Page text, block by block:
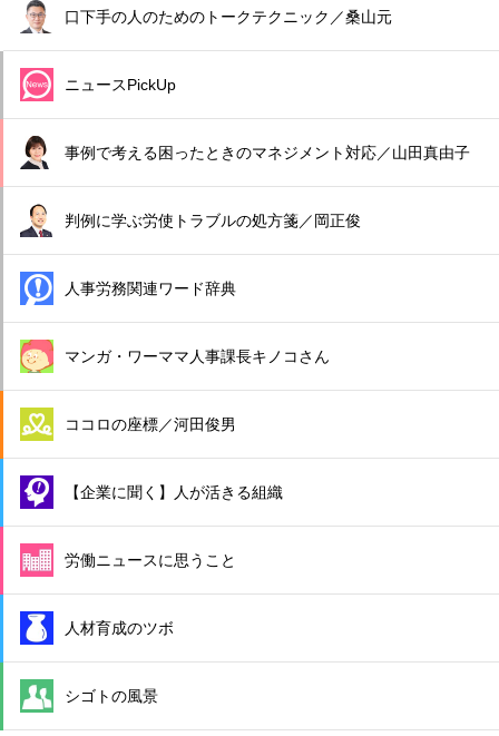
口下手の人のためのトークテクニック／桑山元
ニュースPickUp
事例で考える困ったときのマネジメント対応／山田真由子
判例に学ぶ労使トラブルの処方箋／岡正俊
人事労務関連ワード辞典
マンガ・ワーママ人事課長キノコさん
ココロの座標／河田俊男
【企業に聞く】人が活きる組織
労働ニュースに思うこと
人材育成のツボ
シゴトの風景